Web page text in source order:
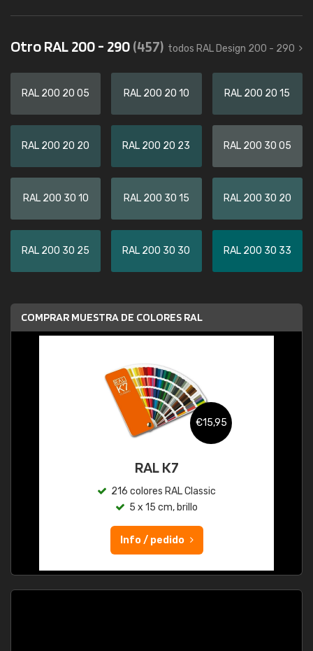
Otro RAL 200 - 290(457) todos RAL Design 200 - 290
RAL 200 20 05 RAL 200 20 10 RAL 200 20 15
RAL 200 20 20 RAL 200 20 23 RAL 200 30 05
RAL 200 30 10 RAL 200 30 15 RAL 200 30 20
RAL 200 30 25 RAL 200 30 30 RAL 200 30 33
COMPRAR MUESTRA DE COLORES RAL
€15,95
RAL K7
216 colores RAL Classic
5 x 15 cm, brillo
Info / pedido